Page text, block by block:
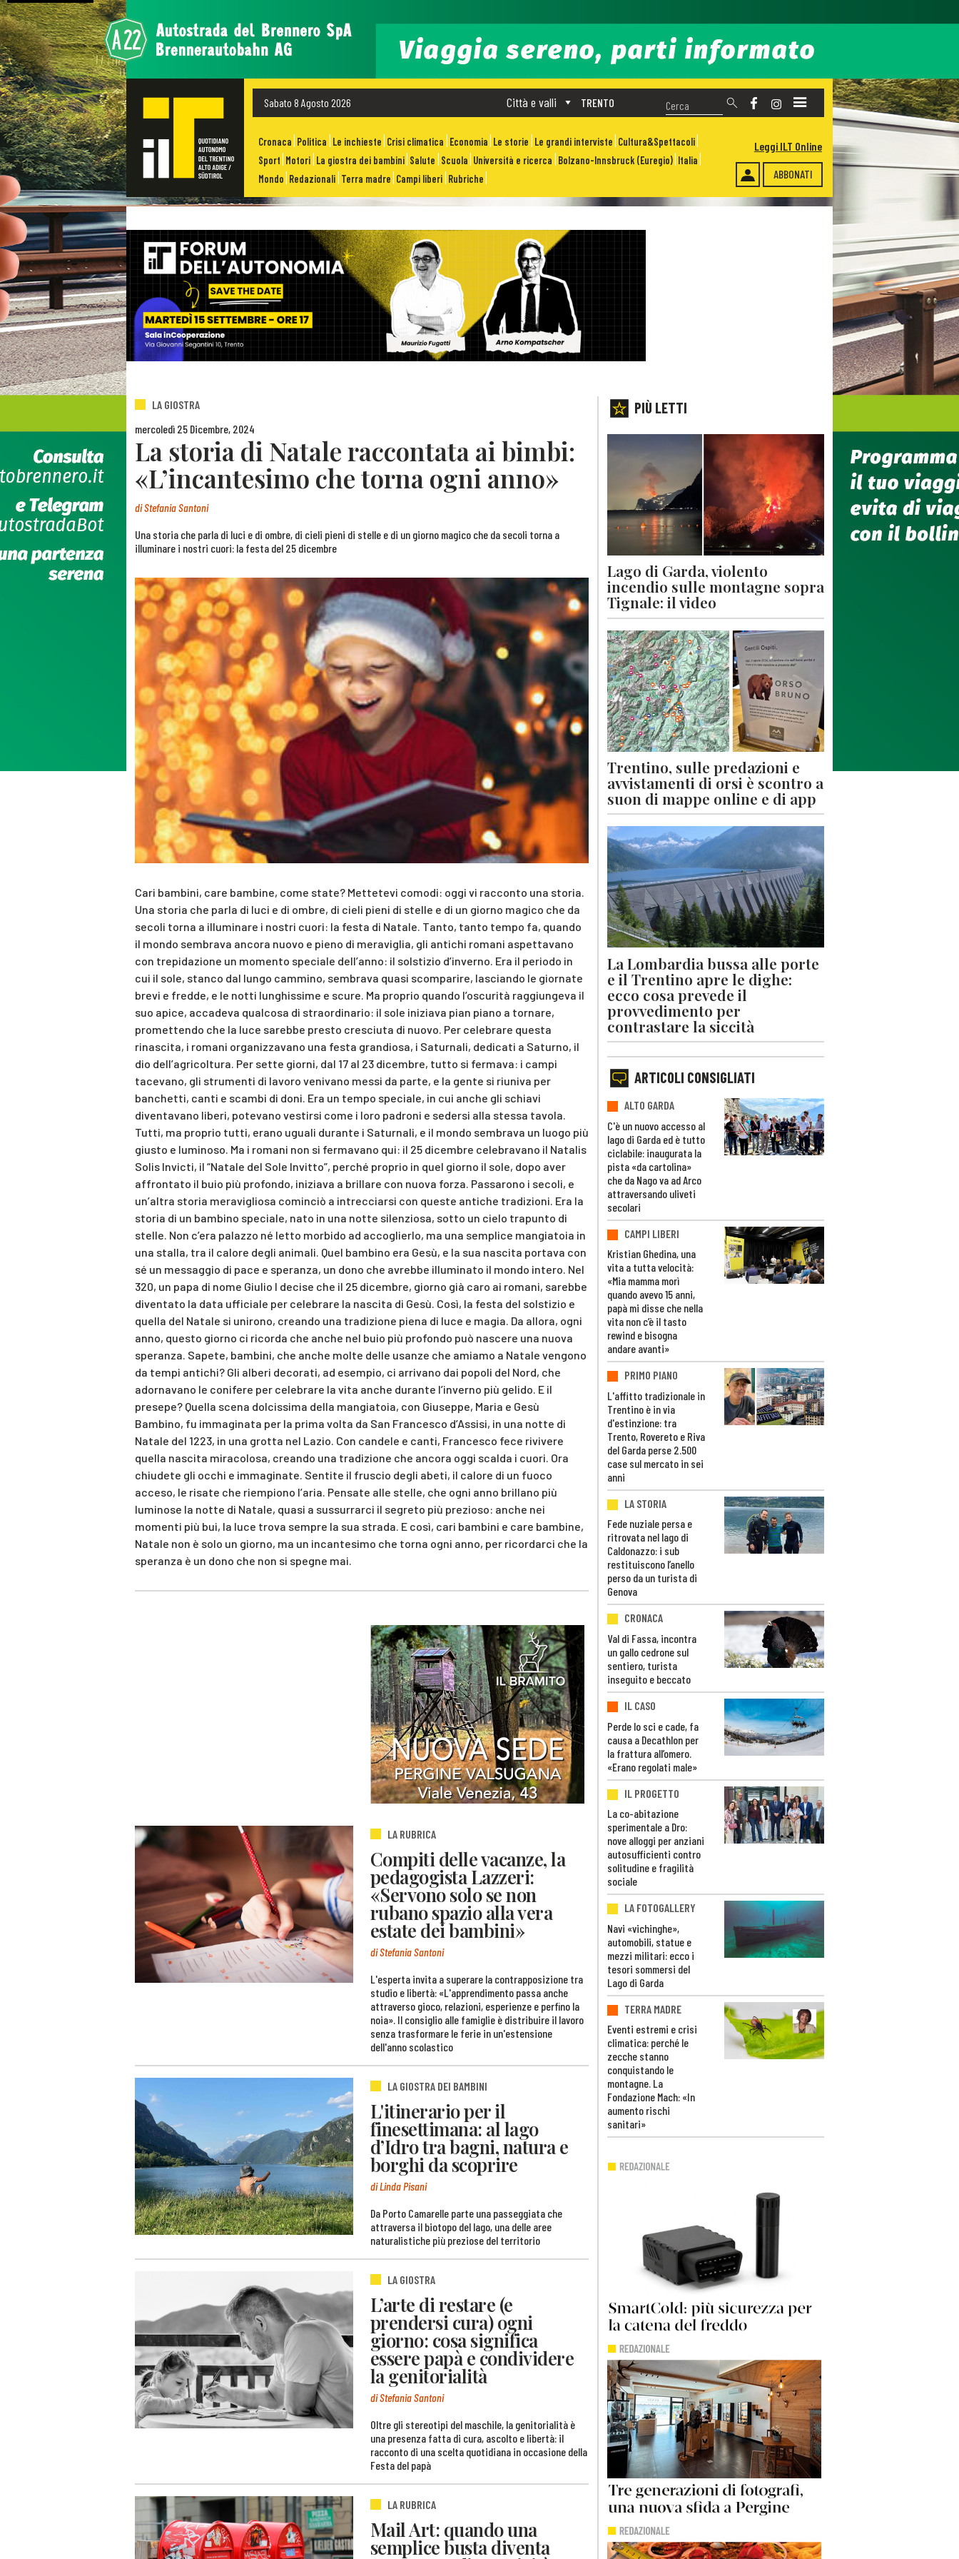
Sabato 8 Agosto 2026 TRENTO
Città e valli
Cronaca Politica Le inchieste Crisi climatica Economia Le storie Le grandi interviste Cultura&Spettacoli
Sport Motori La giostra dei bambini Salute Scuola Università e ricerca Bolzano-Innsbruck (Euregio) Italia
Mondo Redazionali Terra madre Campi liberi Rubriche ABBONATI
Leggi ILT Online
LA GIOSTRA
mercoledì 25 Dicembre, 2024
La storia di Natale raccontata ai bimbi:
«L’incantesimo che torna ogni anno»
diStefania Santoni
Una storia che parla di luci e di ombre, di cieli pieni di stelle e di un giorno magico che da secoli torna a
illuminare i nostri cuori: la festa del 25 dicembre
Cari bambini, care bambine, come state? Mettetevi comodi: oggi vi racconto una storia.
Una storia che parla di luci e di ombre, di cieli pieni di stelle e di un giorno magico che da
secoli torna a illuminare i nostri cuori: la festa di Natale. Tanto, tanto tempo fa, quando
il mondo sembrava ancora nuovo e pieno di meraviglia, gli antichi romani aspettavano
con trepidazione un momento speciale dell’anno: il solstizio d’inverno. Era il periodo in
cui il sole, stanco dal lungo cammino, sembrava quasi scomparire, lasciando le giornate
brevi e fredde, e le notti lunghissime e scure. Ma proprio quando l’oscurità raggiungeva il
suo apice, accadeva qualcosa di straordinario: il sole iniziava pian piano a tornare,
promettendo che la luce sarebbe presto cresciuta di nuovo. Per celebrare questa
rinascita, i romani organizzavano una festa grandiosa, i Saturnali, dedicati a Saturno, il
dio dell’agricoltura. Per sette giorni, dal 17 al 23 dicembre, tutto si fermava: i campi
tacevano, gli strumenti di lavoro venivano messi da parte, e la gente si riuniva per
banchetti, canti e scambi di doni. Era un tempo speciale, in cui anche gli schiavi
diventavano liberi, potevano vestirsi come i loro padroni e sedersi alla stessa tavola.
Tutti, ma proprio tutti, erano uguali durante i Saturnali, e il mondo sembrava un luogo più
giusto e luminoso. Ma i romani non si fermavano qui: il 25 dicembre celebravano il Natalis
Solis Invicti, il “Natale del Sole Invitto”, perché proprio in quel giorno il sole, dopo aver
affrontato il buio più profondo, iniziava a brillare con nuova forza. Passarono i secoli, e
un’altra storia meravigliosa cominciò a intrecciarsi con queste antiche tradizioni. Era la
storia di un bambino speciale, nato in una notte silenziosa, sotto un cielo trapunto di
stelle. Non c’era palazzo né letto morbido ad accoglierlo, ma una semplice mangiatoia in
una stalla, tra il calore degli animali. Quel bambino era Gesù, e la sua nascita portava con
sé un messaggio di pace e speranza, un dono che avrebbe illuminato il mondo intero. Nel
320, un papa di nome Giulio I decise che il 25 dicembre, giorno già caro ai romani, sarebbe
diventato la data ufficiale per celebrare la nascita di Gesù. Così, la festa del solstizio e
quella del Natale si unirono, creando una tradizione piena di luce e magia. Da allora, ogni
anno, questo giorno ci ricorda che anche nel buio più profondo può nascere una nuova
speranza. Sapete, bambini, che anche molte delle usanze che amiamo a Natale vengono
da tempi antichi? Gli alberi decorati, ad esempio, ci arrivano dai popoli del Nord, che
adornavano le conifere per celebrare la vita anche durante l’inverno più gelido. E il
presepe? Quella scena dolcissima della mangiatoia, con Giuseppe, Maria e Gesù
Bambino, fu immaginata per la prima volta da San Francesco d’Assisi, in una notte di
Natale del 1223, in una grotta nel Lazio. Con candele e canti, Francesco fece rivivere
quella nascita miracolosa, creando una tradizione che ancora oggi scalda i cuori. Ora
chiudete gli occhi e immaginate. Sentite il fruscio degli abeti, il calore di un fuoco
acceso, le risate che riempiono l’aria. Pensate alle stelle, che ogni anno brillano più
luminose la notte di Natale, quasi a sussurrarci il segreto più prezioso: anche nei
momenti più bui, la luce trova sempre la sua strada. E così, cari bambini e care bambine,
Natale non è solo un giorno, ma un incantesimo che torna ogni anno, per ricordarci che la
speranza è un dono che non si spegne mai.
LA RUBRICA
Compiti delle vacanze, la
pedagogista Lazzeri:
«Servono solo se non
rubano spazio alla vera
estate dei bambini»
di Stefania Santoni
L'esperta invita a superare la contrapposizione tra
studio e libertà: «L'apprendimento passa anche
attraverso gioco, relazioni, esperienze e perfino la
noia». Il consiglio alle famiglie è distribuire il lavoro
senza trasformare le ferie in un'estensione
dell'anno scolastico
LA GIOSTRA DEI BAMBINI
L'itinerario per il
finesettimana: al lago
d’Idro tra bagni, natura e
borghi da scoprire
di Linda Pisani
Da Porto Camarelle parte una passeggiata che
attraversa il biotopo del lago, una delle aree
naturalistiche più preziose del territorio
LA GIOSTRA
L’arte di restare (e
prendersi cura) ogni
giorno: cosa significa
essere papà e condividere
la genitorialità
di Stefania Santoni
Oltre gli stereotipi del maschile, la genitorialità è
una presenza fatta di cura, ascolto e libertà: il
racconto di una scelta quotidiana in occasione della
Festa del papà
LA RUBRICA
Mail Art: quando una
semplice busta diventa
PIÙ LETTI
Lago di Garda, violento
incendio sulle montagne sopra
Tignale: il video
Trentino, sulle predazioni e
avvistamenti di orsi è scontro a
suon di mappe online e di app
La Lombardia bussa alle porte
e il Trentino apre le dighe:
ecco cosa prevede il
provvedimento per
contrastare la siccità
ARTICOLI CONSIGLIATI
ALTO GARDA
C'è un nuovo accesso al
lago di Garda ed è tutto
ciclabile: inaugurata la
pista «da cartolina»
che da Nago va ad Arco
attraversando uliveti
secolari
CAMPI LIBERI
Kristian Ghedina, una
vita a tutta velocità:
«Mia mamma morì
quando avevo 15 anni,
papà mi disse che nella
vita non c’è il tasto
rewind e bisogna
andare avanti»
PRIMO PIANO
L'affitto tradizionale in
Trentino è in via
d'estinzione: tra
Trento, Rovereto e Riva
del Garda perse 2.500
case sul mercato in sei
anni
LA STORIA
Fede nuziale persa e
ritrovata nel lago di
Caldonazzo: i sub
restituiscono l’anello
perso da un turista di
Genova
CRONACA
Val di Fassa, incontra
un gallo cedrone sul
sentiero, turista
inseguito e beccato
IL CASO
Perde lo sci e cade, fa
causa a Decathlon per
la frattura all’omero.
«Erano regolati male»
IL PROGETTO
La co-abitazione
sperimentale a Dro:
nove alloggi per anziani
autosufficienti contro
solitudine e fragilità
sociale
LA FOTOGALLERY
Navi «vichinghe»,
automobili, statue e
mezzi militari: ecco i
tesori sommersi del
Lago di Garda
TERRA MADRE
Eventi estremi e crisi
climatica: perché le
zecche stanno
conquistando le
montagne. La
Fondazione Mach: «In
aumento rischi
sanitari»